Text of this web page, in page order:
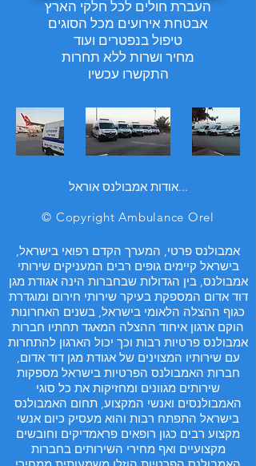
העברת חולים לכל חלקי הארץ
אבטחת אירועים מכל הסוגים
טיפול בנפטרים ועוד
מחיר ושרות ללא תחרות
התקשרו עכשיו
אודות אמבולנס אוראל...
© Copyright Ambulance Orel
אמבולנס פרטי, המערך הקדם רפואי בישראל,
בישראל קיימים גופים רבים המעניקים שירותי
אמבולנס, בין הגדולות שבחברות הינה אגודת מגן
דוד אדום המספקת בעיקר שירותי חירום ומוגדרת
כגוף ההצלה הלאומי בישראל, בשנים האחרונות
הוקם ארגון איחוד ההצלה המאגד תחתיו חברות
אמבולנס פרטיות רבות וכך יכול הארגון להתחרות
עם שירותיו המצוינים של אגודת מגן דוד אדום,
חברות האמבולנס הפרטיות בישראל מספקות
שירותים מגוונים ומחזיקות את כל סוגי
האמבולנסים ואנשי המקצוע, תחום האמבולנס
בישראל התפתח רבות והוא מעסיק כיום אנשי
מקצוע רבים כגון רופאים פראמדיקים וחובשים
מקצועיים ואף מחירי השירותים בחברות